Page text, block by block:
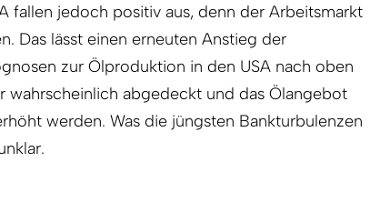
fallen jedoch positiv aus, denn der Arbeitsmarkt
Das lässt einen erneuten Anstieg der
zur Ölproduktion in den USA nach oben
wahrscheinlich abgedeckt und das Ölangebot
werden. Was die jüngsten Bankturbulenzen